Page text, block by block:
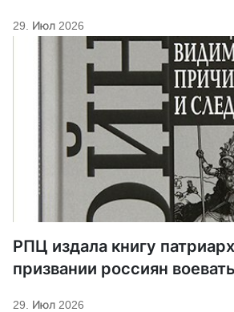
29. Июл 2026
РПЦ издала книгу
призвании россиян воевать
29. Июл 2026